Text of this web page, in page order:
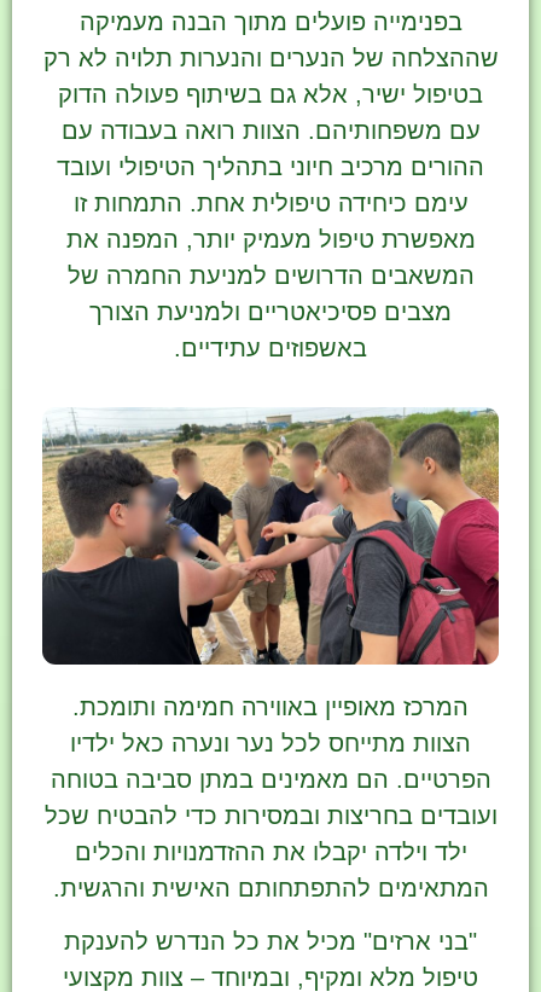
בפנימייה פועלים מתוך הבנה מעמיקה
שההצלחה של הנערים והנערות תלויה לא רק
בטיפול ישיר, אלא גם בשיתוף פעולה הדוק
עם משפחותיהם. הצוות רואה בעבודה עם
ההורים מרכיב חיוני בתהליך הטיפולי ועובד
עימם כיחידה טיפולית אחת. התמחות זו
מאפשרת טיפול מעמיק יותר, המפנה את
המשאבים הדרושים למניעת החמרה של
מצבים פסיכיאטריים ולמניעת הצורך
באשפוזים עתידיים.
המרכז מאופיין באווירה חמימה ותומכת.
הצוות מתייחס לכל נער ונערה כאל ילדיו
הפרטיים. הם מאמינים במתן סביבה בטוחה
ועובדים בחריצות ובמסירות כדי להבטיח שכל
ילד וילדה יקבלו את ההזדמנויות והכלים
המתאימים להתפתחותם האישית והרגשית.
"בני ארזים" מכיל את כל הנדרש להענקת
טיפול מלא ומקיף, ובמיוחד – צוות מקצועי